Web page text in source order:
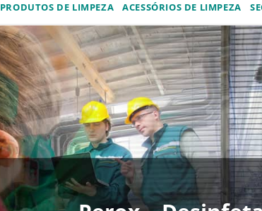
PRODUTOS DE LIMPEZA ACESSÓRIOS DE LIMPEZA